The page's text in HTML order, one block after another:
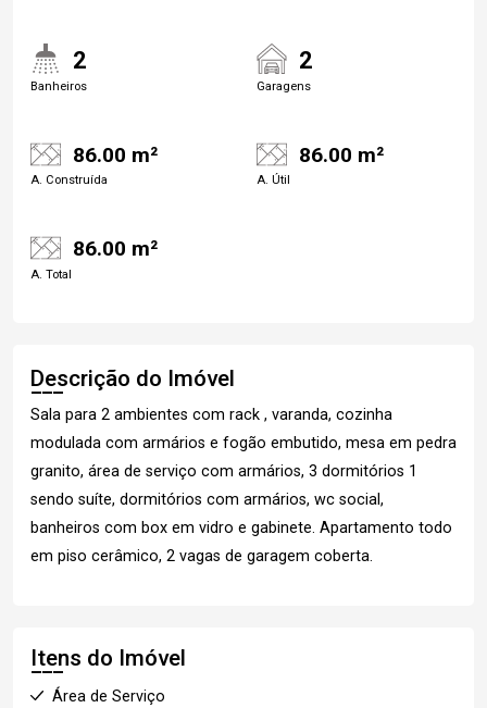
2
Banheiros
2
Garagens
86.00 m²
A. Construída
86.00 m²
A. Útil
86.00 m²
A. Total
Descrição do Imóvel
Sala para 2 ambientes com rack , varanda, cozinha
modulada com armários e fogão embutido, mesa em pedra
granito, área de serviço com armários, 3 dormitórios 1
sendo suíte, dormitórios com armários, wc social,
banheiros com box em vidro e gabinete. Apartamento todo
em piso cerâmico, 2 vagas de garagem coberta.
Itens do Imóvel
Área de Serviço